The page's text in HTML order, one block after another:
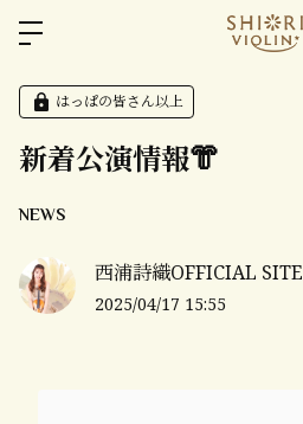
はっぱの皆さん以上
新着公演情報👘
NEWS
西浦詩織OFFICIAL SITE
2025/04/17 15:55